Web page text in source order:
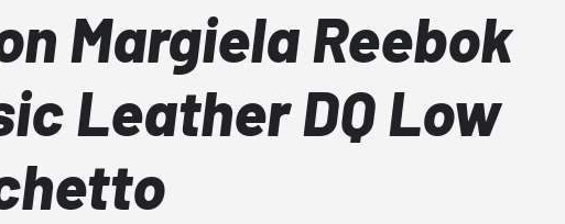
Margiela Reebok
Leather DQ Low